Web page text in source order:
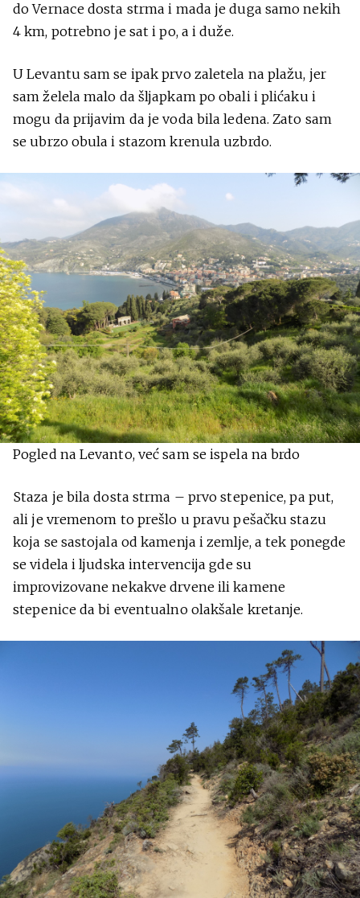
do Vernace dosta strma i mada je duga samo nekih
4 km, potrebno je sat i po, a i duže.
U Levantu sam se ipak prvo zaletela na plažu, jer
sam želela malo da šljapkam po obali i plićaku i
mogu da prijavim da je voda bila ledena. Zato sam
se ubrzo obula i stazom krenula uzbrdo.
Pogled na Levanto, već sam se ispela na brdo
Staza je bila dosta strma – prvo stepenice, pa put,
ali je vremenom to prešlo u pravu pešačku stazu
koja se sastojala od kamenja i zemlje, a tek ponegde
se videla i ljudska intervencija gde su
improvizovane nekakve drvene ili kamene
stepenice da bi eventualno olakšale kretanje.